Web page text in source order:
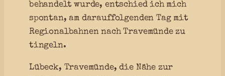
behandelt wurde, entschied ich mich
spontan, am darauffolgenden Tag mit
Regionalbahnen nach Travemünde zu
tingeln.
Lübeck, Travemünde, die Nähe zur